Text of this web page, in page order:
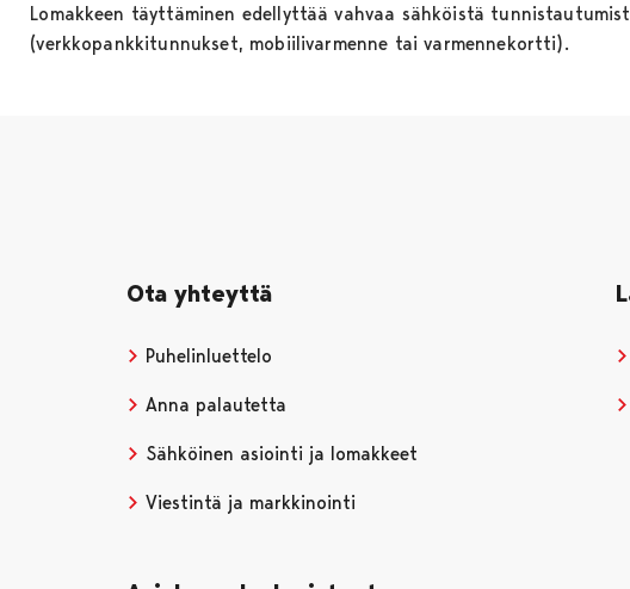
Lomakkeen täyttäminen edellyttää vahvaa sähköistä
(verkkopankkitunnukset, mobiilivarmenne tai varmennekortti).
Ota yhteyttä
Puhelinluettelo
Anna palautetta
Sähköinen asiointi ja lomakkeet
Viestintä ja markkinointi